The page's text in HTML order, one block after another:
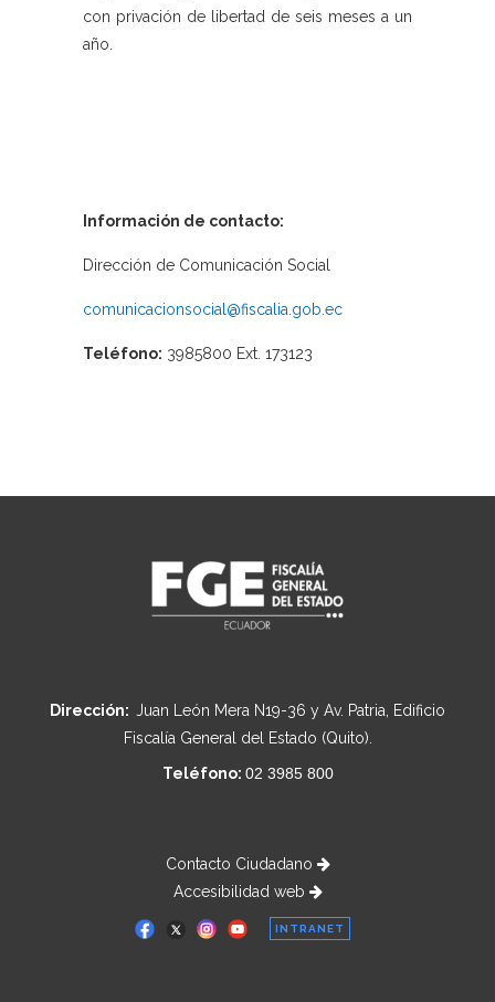
con privación de libertad de seis meses a un
año.
Información de contacto:
Dirección de Comunicación Social
comunicacionsocial@fiscalia.gob.ec
Teléfono: 3985800 Ext. 173123
Dirección: Juan León Mera N19-36 y Av. Patria, Edificio
Fiscalía General del Estado (Quito).
Teléfono: 02 3985 800
Contacto Ciudadano
Accesibilidad web
INTRANET